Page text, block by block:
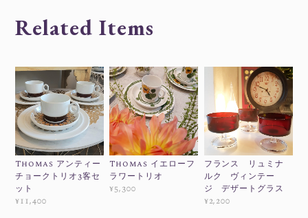
Related Items
Thomas アンティー
チョークトリオ3客セ
ット
¥11,400
Thomas イエローフ
ラワートリオ
¥5,300
フランス リュミナ
ルク ヴィンテー
ジ デザートグラス
¥2,200